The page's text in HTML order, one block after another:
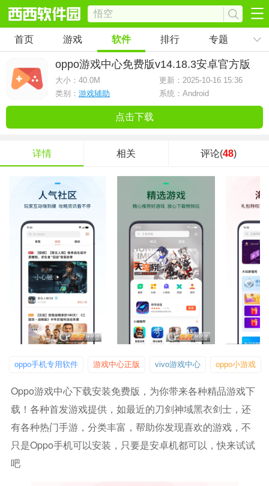
首页 游戏 软件 排行 专题
oppo游戏中心免费版v14.18.3安卓官方版
大小： 40.0M
更新：2025-10-16 15:36
类别： 游戏辅助 系统：Android
点击下载
详情 相关 评论(48)
oppo手机专用软件 游戏中心正版 vivo游戏中心 oppo小游戏
Oppo游戏中心下载安装免费版，为你带来各种精品游戏下
载！各种首发游戏提供，如最近的刀剑神域黑衣剑士，还
有各种热门手游，分类丰富，帮助你发现喜欢的游戏，不
只是oppo手机可以安装，只要是安卓机都可以，快来试试
吧